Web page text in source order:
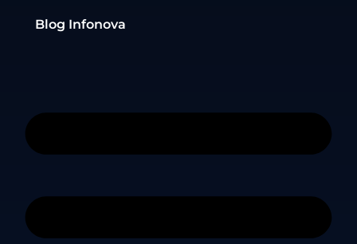
Blog Infonova